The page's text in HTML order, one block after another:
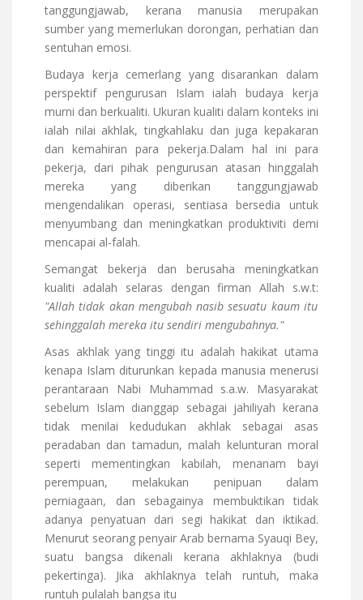
tanggungjawab, kerana manusia merupakan
sumber yang memerlukan dorongan, perhatian dan
sentuhan emosi.
Budaya kerja cemerlang yang disarankan dalam
perspektif pengurusan Islam ialah budaya kerja
murni dan berkualiti. Ukuran kualiti dalam konteks ini
ialah nilai akhlak, tingkahlaku dan juga kepakaran
dan kemahiran para pekerja.Dalam hal ini para
pekerja, dari pihak pengurusan atasan hinggalah
mereka yang diberikan tanggungjawab
mengendalikan operasi, sentiasa bersedia untuk
menyumbang dan meningkatkan produktiviti demi
mencapai al-falah.
Semangat bekerja dan berusaha meningkatkan
kualiti adalah selaras dengan firman Allah s.w.t:
"Allah tidak akan mengubah nasib sesuatu kaum itu
sehinggalah mereka itu sendiri mengubahnya."
Asas akhlak yang tinggi itu adalah hakikat utama
kenapa Islam diturunkan kepada manusia menerusi
perantaraan Nabi Muhammad s.a.w. Masyarakat
sebelum Islam dianggap sebagai jahiliyah kerana
tidak menilai kedudukan akhlak sebagai asas
peradaban dan tamadun, malah kelunturan moral
seperti mementingkan kabilah, menanam bayi
perempuan, melakukan penipuan dalam
perniagaan, dan sebagainya membuktikan tidak
adanya penyatuan dari segi hakikat dan iktikad.
Menurut seorang penyair Arab bernama Syauqi Bey,
suatu bangsa dikenali kerana akhlaknya (budi
pekertinga). Jika akhlaknya telah runtuh, maka
runtuh pulalah bangsa itu